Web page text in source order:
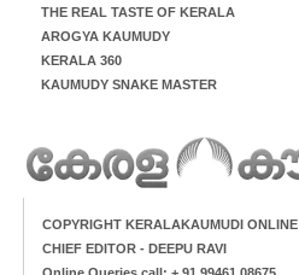
THE REAL TASTE OF KERALA
AROGYA KAUMUDY
KERALA 360
KAUMUDY SNAKE MASTER
COPYRIGHT KERALAKAUMUDI ONLINE
CHIEF EDITOR - DEEPU RAVI